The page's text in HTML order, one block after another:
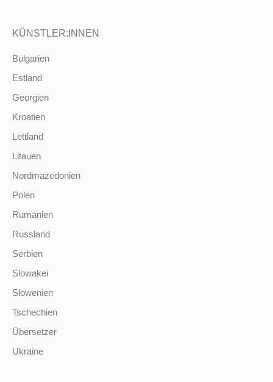
KÜNSTLER:INNEN
Bulgarien
Estland
Georgien
Kroatien
Lettland
Litauen
Nordmazedonien
Polen
Rumänien
Russland
Serbien
Slowakei
Slowenien
Tschechien
Übersetzer
Ukraine